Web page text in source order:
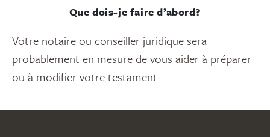
Que dois-je faire d’abord?
Votre notaire ou conseiller juridique sera
probablement en mesure de vous aider à préparer
ou à modifier votre testament.